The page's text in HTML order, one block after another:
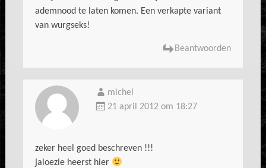
ademnood te laten komen. Een verkapte variant
van wurgseks!
Beantwoorden
michel
21 april 2012 om 18:27
zeker heel goed beschreven !!!
jaloezie heerst hier